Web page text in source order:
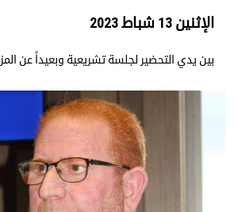
الإثنين 13 شباط 2023
بين يدي التحضير لجلسة تشريعية وبعيداً عن